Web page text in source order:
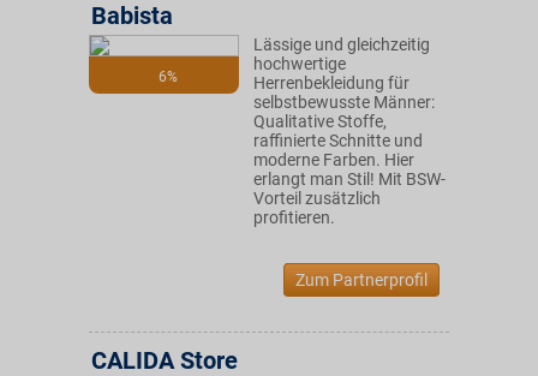
6%
Babista
Lässige und gleichzeitig
hochwertige
Herrenbekleidung für
selbstbewusste Männer:
Qualitative Stoffe,
raffinierte Schnitte und
moderne Farben. Hier
erlangt man Stil! Mit BSW-
Vorteil zusätzlich
profitieren.
Zum Partnerprofil
CALIDA Store